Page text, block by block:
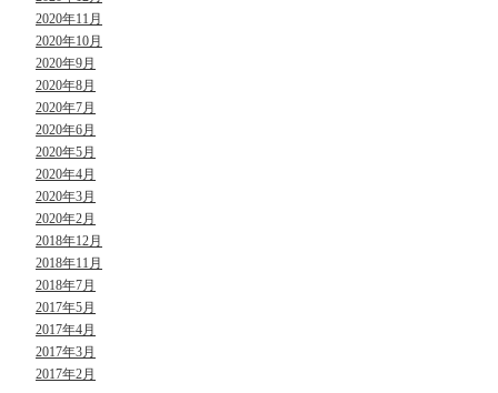
2020年11月
2020年10月
2020年9月
2020年8月
2020年7月
2020年6月
2020年5月
2020年4月
2020年3月
2020年2月
2018年12月
2018年11月
2018年7月
2017年5月
2017年4月
2017年3月
2017年2月